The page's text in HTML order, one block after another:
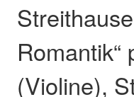
(Violine),